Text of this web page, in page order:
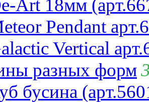
Art 18мм
Pendant
Vertical
разных форм
бусина